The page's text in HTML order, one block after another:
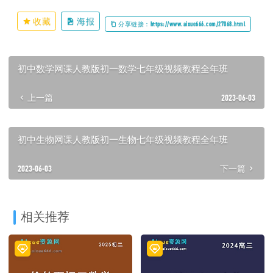
收藏 海报 分享链接：https://www.aixue666.com/27068.html
初中数学网课人教版初一数学七年级视频教程全年班
上一篇 2023-06-03
初中生物网课人教版初一生物七年级视频教程全年班
2023-06-03 下一篇
相关推荐